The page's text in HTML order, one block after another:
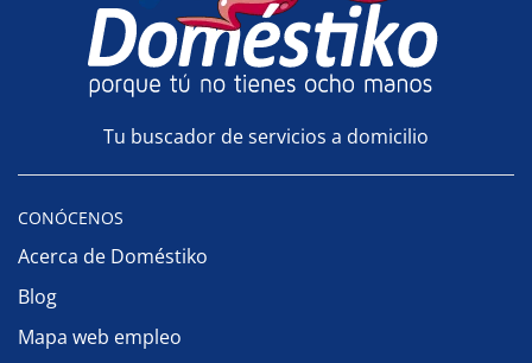
Tu buscador de servicios a domicilio
CONÓCENOS
Acerca de Doméstiko
Blog
Mapa web empleo